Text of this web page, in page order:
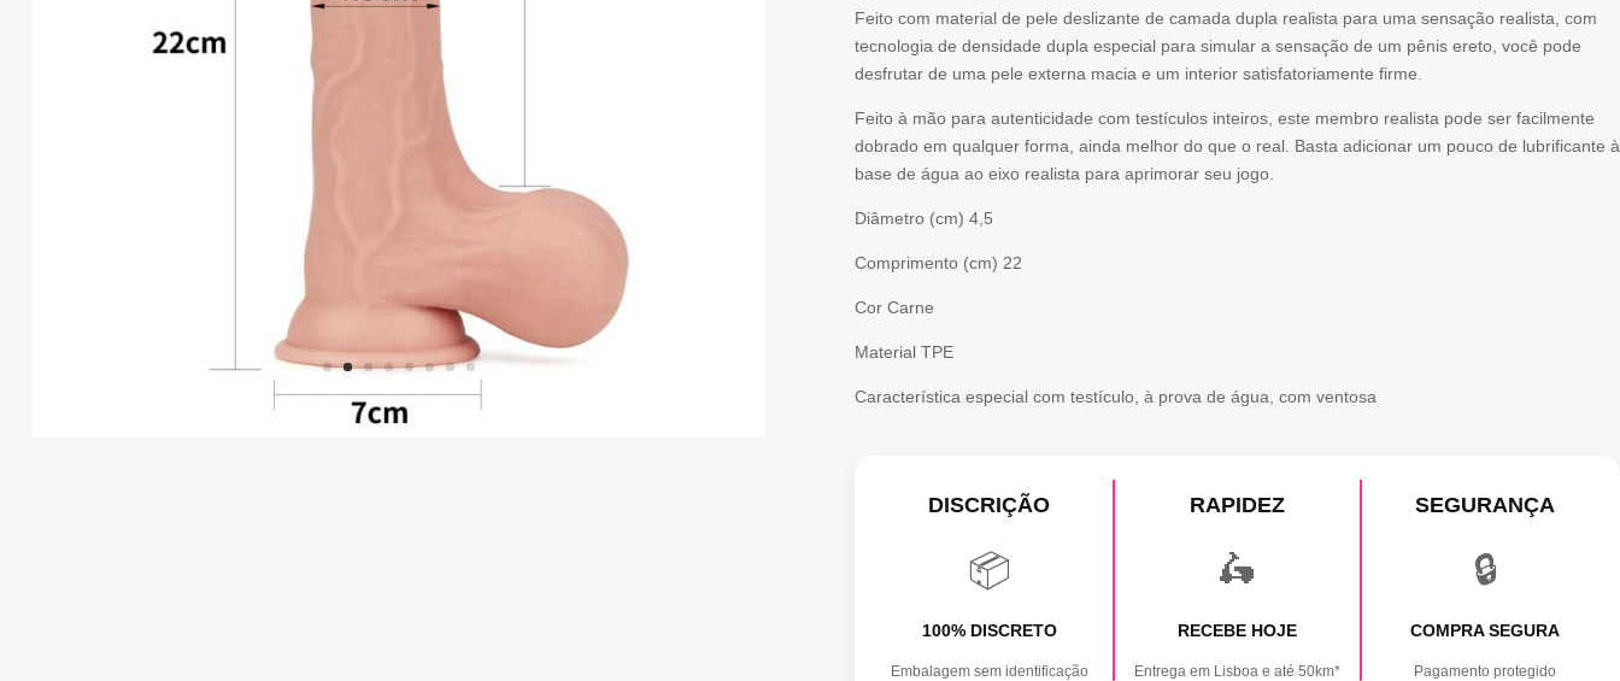
-
SKIN
DUAL
LAYER
Feito com material de pele deslizante de camada dupla realista para uma sensação realista, com
tecnologia de densidade dupla especial para simular a sensação de um pênis ereto, você pode
desfrutar de uma pele externa macia e um interior satisfatoriamente firme.
Feito à mão para autenticidade com testículos inteiros, este membro realista pode ser facilmente
dobrado em qualquer forma, ainda melhor do que o real. Basta adicionar um pouco de lubrificante à
base de água ao eixo realista para aprimorar seu jogo.
Diâmetro (cm) 4,5
Comprimento (cm) 22
Cor Carne
Material TPE
Característica especial com testículo, à prova de água, com ventosa
DISCRIÇÃO
📦
100% DISCRETO
Embalagem sem identificação
RAPIDEZ
🛵
RECEBE HOJE
Entrega em Lisboa e até 50km*
SEGURANÇA
🔒
COMPRA SEGURA
Pagamento protegido